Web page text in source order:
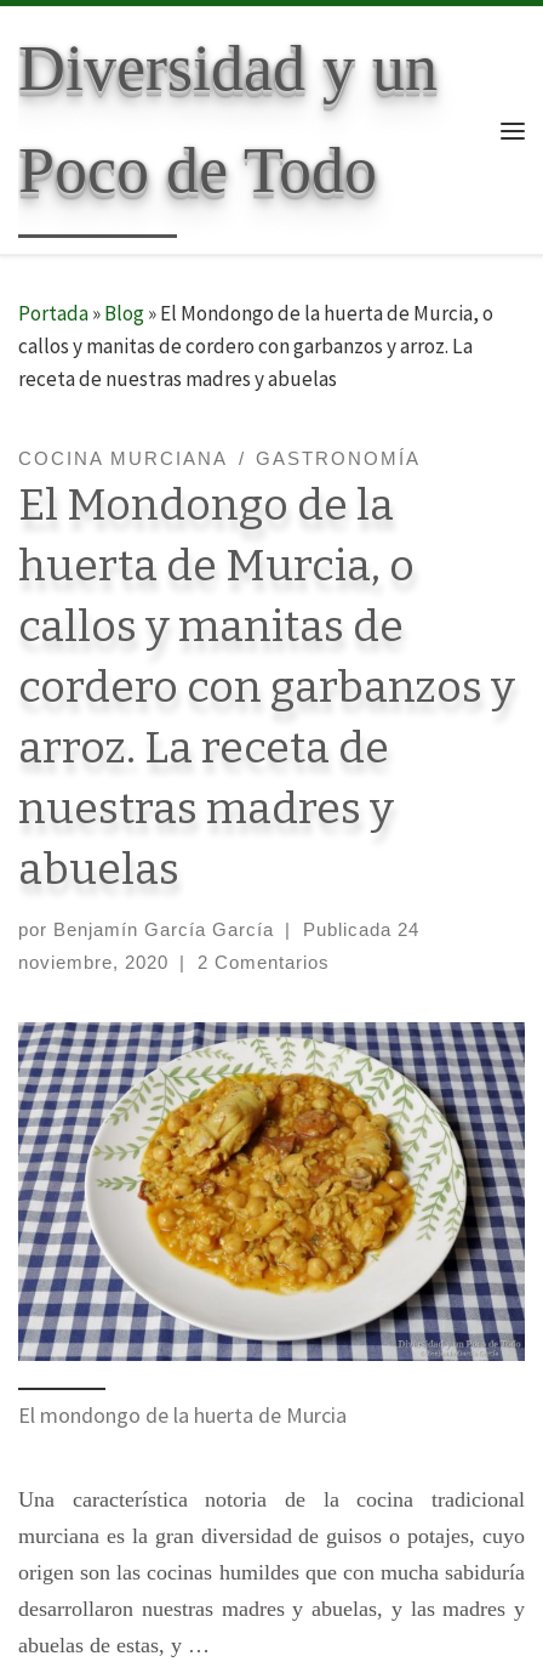
Diversidad y un
Poco de Todo
Portada»Blog»El Mondongo de la huerta de Murcia, o
callos y manitas de cordero con garbanzos y arroz. La
receta de nuestras madres y abuelas
COCINA MURCIANA GASTRONOMÍA
El Mondongo de la
huerta de Murcia, o
callos y manitas de
cordero con garbanzos y
arroz. La receta de
nuestras madres y
abuelas
por Benjamín García García | Publicada 24
noviembre, 2020
| 2 Comentarios
El mondongo de la huerta de Murcia
Una característica notoria de la cocina tradicional
murciana es la gran diversidad de guisos o potajes, cuyo
origen son las cocinas humildes que con mucha sabiduría
desarrollaron nuestras madres y abuelas, y las madres y
abuelas de estas, y …